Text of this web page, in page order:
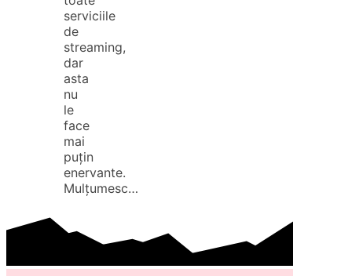
serviciile
de
streaming,
dar
asta
nu
le
face
mai
puțin
enervante.
Mulțumesc…